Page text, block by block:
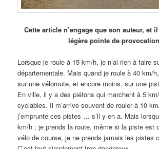
Cette article n’engage que son auteur, et
légère pointe de provocation
Lorsque je roule à 15 km/h, je n’ai rien à faire
départementale. Mais quand je roule à 40 km/
sur une véloroute, et encore moins, sur une
En ville, il y a des piétons qui marchent à 5
cyclables. Il m’arrive souvent de rouler à 10
j’emprunte ces pistes … s’il y en a. Mais
km/h ; je prends la route, même si la piste est
vélo de course, je ne prends jamais les pistes